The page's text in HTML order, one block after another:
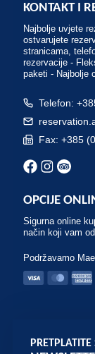
KONTAKT I
Najbolje uvjete
ostvarujete
stranicama,
rezervacije -
paketi - Najbolje
Telefon:
Fax: +385
OPCIJE
Sigurna online
način koji vam
Podržavamo